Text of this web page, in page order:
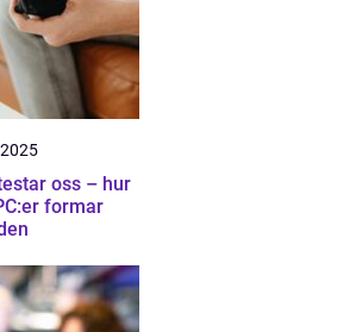
oss – hur
formar